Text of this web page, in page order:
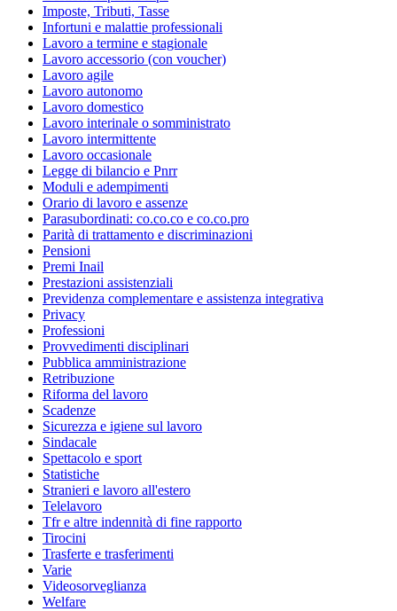
Imposte, Tributi, Tasse
Infortuni e malattie professionali
Lavoro a termine e stagionale
Lavoro accessorio (con voucher)
Lavoro agile
Lavoro autonomo
Lavoro domestico
Lavoro interinale o somministrato
Lavoro intermittente
Lavoro occasionale
Legge di bilancio e Pnrr
Moduli e adempimenti
Orario di lavoro e assenze
Parasubordinati: co.co.co e co.co.pro
Parità di trattamento e discriminazioni
Pensioni
Premi Inail
Prestazioni assistenziali
Previdenza complementare e assistenza integrativa
Privacy
Professioni
Provvedimenti disciplinari
Pubblica amministrazione
Retribuzione
Riforma del lavoro
Scadenze
Sicurezza e igiene sul lavoro
Sindacale
Spettacolo e sport
Statistiche
Stranieri e lavoro all'estero
Telelavoro
Tfr e altre indennità di fine rapporto
Tirocini
Trasferte e trasferimenti
Varie
Videosorveglianza
Welfare